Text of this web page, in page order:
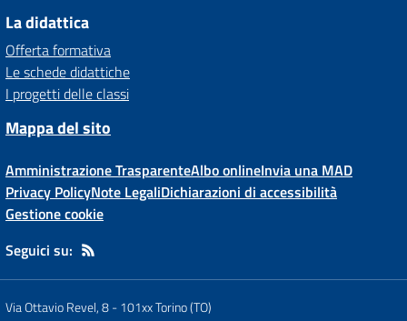
La didattica
Offerta formativa
Le schede didattiche
I progetti delle classi
Mappa del sito
Amministrazione TrasparenteAlbo onlineInvia una MAD
Privacy PolicyNote LegaliDichiarazioni di accessibilità
Gestione cookie
Seguici su:
Via Ottavio Revel, 8-101xx Torino (TO)